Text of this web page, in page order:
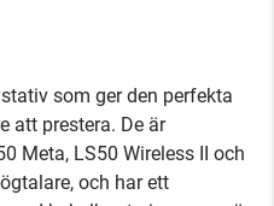
som ger den perfekta
att prestera. De är
Meta, LS50 Wireless II och
och har ett